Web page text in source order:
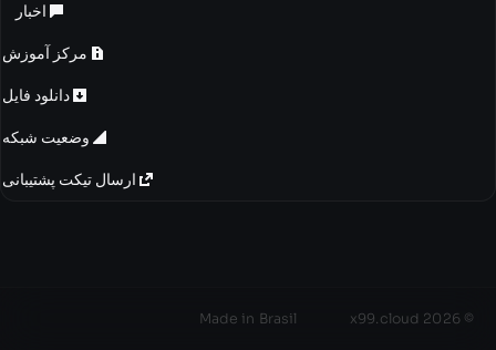
اخبار
مرکز آموزش
دانلود فایل
وضعیت شبکه
ارسال تیکت پشتیبانی
© 2026 x99.cloud
Made in Brasil